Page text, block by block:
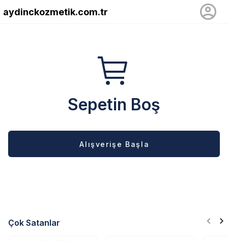
aydinckozmetik.com.tr
Sepetin Boş
Alışverişe Başla
Çok Satanlar